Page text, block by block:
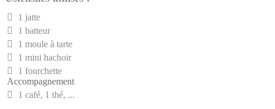
1 jatte
1 batteur
1 moule à tarte
1 mini hachoir
1 fourchette
Accompagnement
1 café, 1 thé, ...